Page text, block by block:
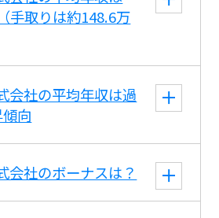
手取りは約148.6万
会社の平均年収は過
向
会社のボーナスは？